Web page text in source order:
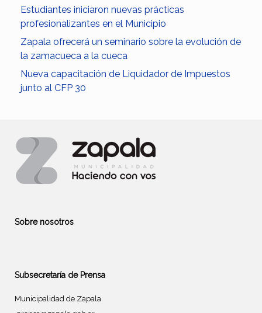
Estudiantes iniciaron nuevas prácticas
profesionalizantes en el Municipio
Zapala ofrecerá un seminario sobre la evolución de
la zamacueca a la cueca
Nueva capacitación de Liquidador de Impuestos
junto al CFP 30
Sobre nosotros
Subsecretaría de Prensa
Municipalidad de Zapala